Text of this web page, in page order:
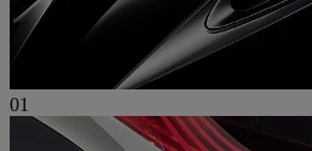
01